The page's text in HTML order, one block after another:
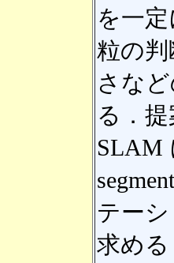
を一
粒の
さな
る．
SLAM
テー
求め